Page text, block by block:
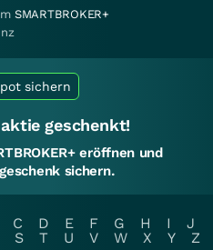
SMARTBROKER+
sichern
geschenkt!
eröffnen und
sichern.
C D E F G H I
J
S T U V W X Y
Z